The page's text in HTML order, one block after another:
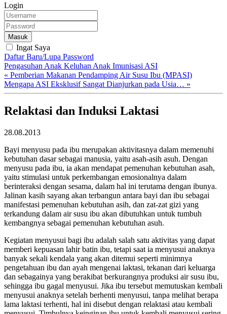
Login
Masuk
Ingat Saya
Daftar Baru/Lupa Password
Pengasuhan Anak Keluhan Anak Imunisasi ASI
« Pemberian Makanan Pendamping Air Susu Ibu (MPASI)
Mengapa ASI Eksklusif Sangat Dianjurkan pada Usia… »
Relaktasi dan Induksi Laktasi
28.08.2013
Bayi menyusu pada ibu merupakan aktivitasnya dalam memenuhi
kebutuhan dasar sebagai manusia, yaitu asah-asih asuh. Dengan
menyusu pada ibu, ia akan mendapat pemenuhan kebutuhan asah,
yaitu stimulasi untuk perkembangan emosionalnya dalam
berinteraksi dengan sesama, dalam hal ini terutama dengan ibunya.
Jalinan kasih sayang akan terbangun antara bayi dan ibu sebagai
manifestasi pemenuhan kebutuhan asih, dan zat-zat gizi yang
terkandung dalam air susu ibu akan dibutuhkan untuk tumbuh
kembangnya sebagai pemenuhan kebutuhan asuh.
Kegiatan menyusui bagi ibu adalah salah satu aktivitas yang dapat
memberi kepuasan lahir batin ibu, tetapi saat ia menyusui anaknya
banyak sekali kendala yang akan ditemui seperti minimnya
pengetahuan ibu dan ayah mengenai laktasi, tekanan dari keluarga
dan sebagainya yang berakibat berkurangnya produksi air susu ibu,
sehingga ibu gagal menyusui. Jika ibu tersebut memutuskan kembali
menyusui anaknya setelah berhenti menyusui, tanpa melihat berapa
lama laktasi terhenti, hal ini disebut dengan relaktasi atau kembali